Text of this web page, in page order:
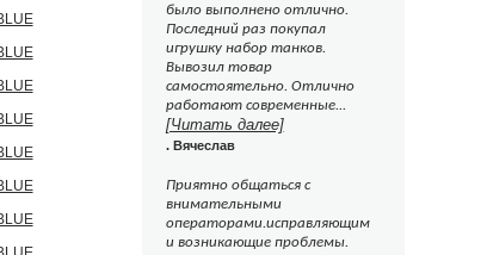
было выполнено отлично.
Последний раз покупал
игрушку набор танков.
Вывозил товар
самостоятельно. Отлично
работают современные...
[Читать далее]
. Вячеслав
Приятно общаться с
внимательными
операторами.исправляющим
и возникающие проблемы.